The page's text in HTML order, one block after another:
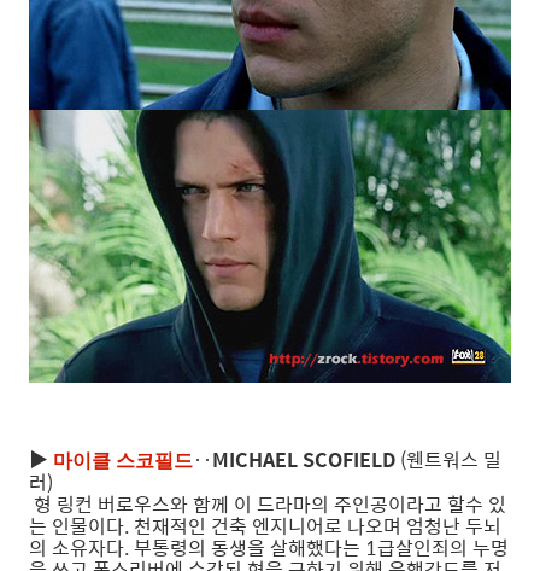
▶ 마이클 스코필드‥MICHAEL SCOFIELD (웬트워스 밀
러)
형 링컨 버로우스와 함께 이 드라마의 주인공이라고 할수 있
는 인물이다. 천재적인 건축 엔지니어로 나오며 엄청난 두뇌
의 소유자다. 부통령의 동생을 살해했다는 1급살인죄의 누명